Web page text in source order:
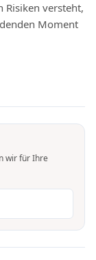
Risiken versteht,
Moment
wir für Ihre